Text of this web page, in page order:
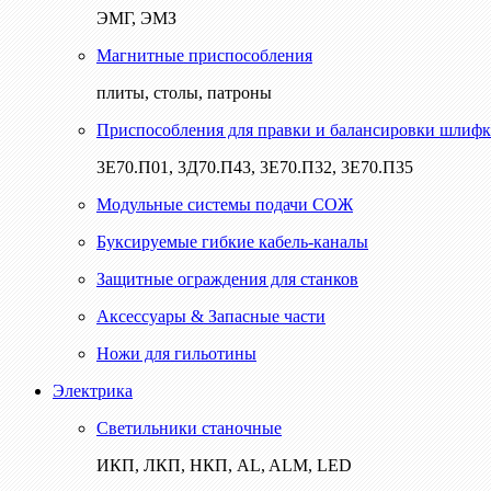
ЭМГ, ЭМЗ
Магнитные приспособления
плиты, столы, патроны
Приспособления для правки и балансировки
3Е70.П01, 3Д70.П43, 3Е70.П32, 3Е70.П35
Модульные системы подачи СОЖ
Буксируемые гибкие кабель-каналы
Защитные ограждения для станков
Аксессуары & Запасные части
Ножи для гильотины
Электрика
Светильники станочные
ИКП, ЛКП, НКП, AL, ALM, LED